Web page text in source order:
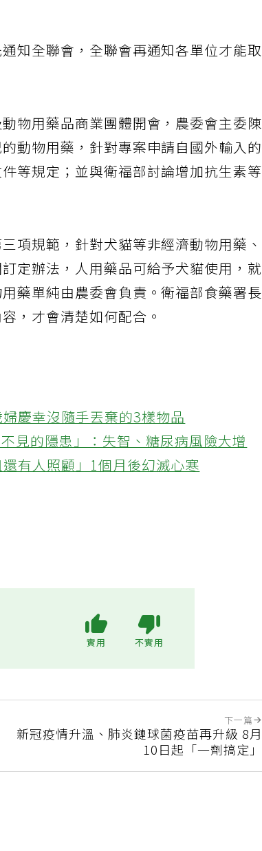
知全聯會，全聯會再通知各單位才能取
物用藥品商業團體開會，農委會主委陳
動物用藥，針對專案申請自國外輸入的
等規定；並與衛福部討論增加抗生素等
項規範，針對犬貓等非經濟動物用藥、
定辦法，人用藥品可給予犬貓使用，就
藥單純由農委會負責。衛福部食藥署長
，才會清楚如何配合。
慶幸沒隨手丟棄的3樣物品
見的隱患」：失智、糖尿病風險大增
有人照顧」1個月後幻滅心寒
下一篇
新冠疫情升溫、肺炎鏈球菌疫苗再升級 8月
10日起「一劑搞定」